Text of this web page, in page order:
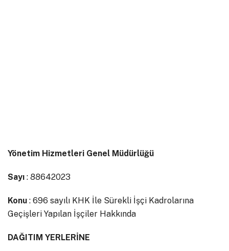
Yönetim Hizmetleri Genel Müdürlüğü
Sayı : 88642023
Konu : 696 sayılı KHK İle Sürekli İşçi Kadrolarına
Geçişleri Yapılan İşçiler Hakkında
DAĞITIM YERLERİNE